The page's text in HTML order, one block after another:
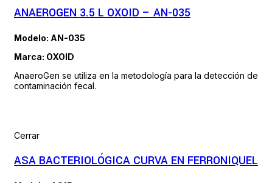
ANAEROGEN 3.5 L OXOID – AN-035
Modelo: AN-035
Marca: OXOID
AnaeroGen se utiliza en la metodología para la detección
contaminación fecal.
Cerrar
ASA BACTERIOLÓGICA CURVA EN